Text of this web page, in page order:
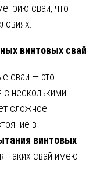
сваи, что
винтовых свай
сваи — это
с несколькими
сложное
в
винтовых
таких свай имеют